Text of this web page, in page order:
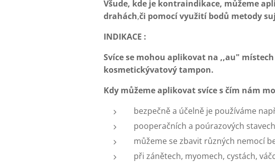
Všude, kde je kontraindikace, můžeme
drahách,či pomocí využití bodů metody
INDIKACE :
Svíce se mohou aplikovat na ,,au"
kosmetickývatový tampon.
Kdy můžeme aplikovat svíce s čím nám
bezpečně a účelně je používáme
pooperačních a poúrazových stavech
můžeme se zbavit různých nemocí
při zánětech, myomech, cystách,